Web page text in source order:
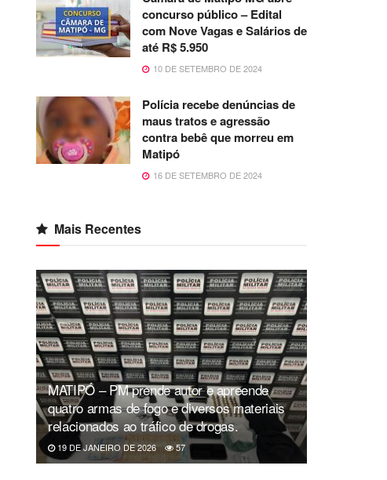
concurso público – Edital
com Nove Vagas e Salários de
até R$ 5.950
10 DE SETEMBRO DE 2024
Polícia recebe denúncias de
maus tratos e agressão
contra bebê que morreu em
Matipó
16 DE SETEMBRO DE 2024
Mais Recentes
MATIPÓ – PM prende autor e apreende
quatro armas de fogo e diversos materiais
relacionados ao tráfico de drogas.
19 DE JANEIRO DE 2026 57